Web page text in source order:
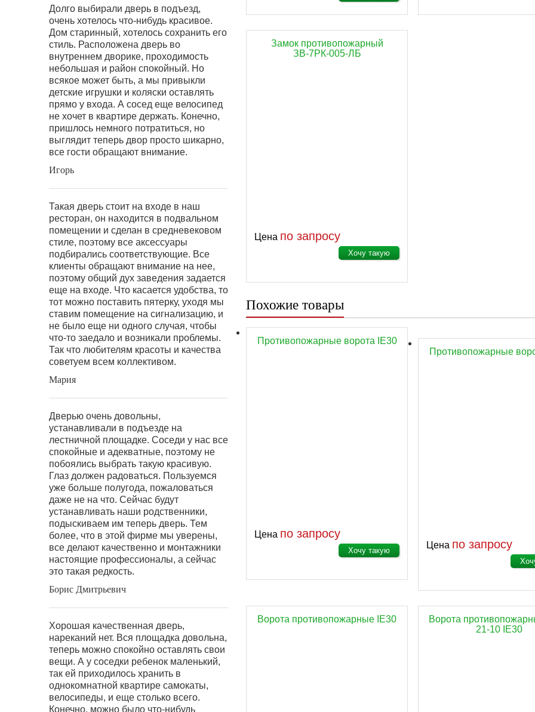
Замок противопожарный
ЗВ-7РК-005-ЛБ
Цена по запросу
Хочу такую
Похожие товары
Противопожарные ворота IE30
Цена по запросу
Хочу такую
Противопожарные
Цена по запросу
Ворота противопожарные IE30
Ворота
21-10 IE30
Долго выбирали дверь в подъезд,
очень хотелось что-нибудь красивое.
Дом старинный, хотелось сохранить его
стиль. Расположена дверь во
внутреннем дворике, проходимость
небольшая и район спокойный. Но
всякое может быть, а мы привыкли
детские игрушки и коляски оставлять
прямо у входа. А сосед еще велосипед
не хочет в квартире держать. Конечно,
пришлось немного потратиться, но
выглядит теперь двор просто шикарно,
все гости обращают внимание.
Игорь
Такая дверь стоит на входе в наш
ресторан, он находится в подвальном
помещении и сделан в средневековом
стиле, поэтому все аксессуары
подбирались соответствующие. Все
клиенты обращают внимание на нее,
поэтому общий дух заведения задается
еще на входе. Что касается удобства, то
тот можно поставить пятерку, уходя мы
ставим помещение на сигнализацию, и
не было еще ни одного случая, чтобы
что-то заедало и возникали проблемы.
Так что любителям красоты и качества
советуем всем коллективом.
Мария
Дверью очень довольны,
устанавливали в подъезде на
лестничной площадке. Соседи у нас все
спокойные и адекватные, поэтому не
побоялись выбрать такую красивую.
Глаз должен радоваться. Пользуемся
уже больше полугода, пожаловаться
даже не на что. Сейчас будут
устанавливать наши родственники,
подыскиваем им теперь дверь. Тем
более, что в этой фирме мы уверены,
все делают качественно и монтажники
настоящие профессионалы, а сейчас
это такая редкость.
Борис Дмитрьевич
Хорошая качественная дверь,
нареканий нет. Вся площадка довольна,
теперь можно спокойно оставлять свои
вещи. А у соседки ребенок маленький,
так ей приходилось хранить в
однокомнатной квартире самокаты,
велосипеды, и еще столько всего.
Конечно, можно было что-нибудь